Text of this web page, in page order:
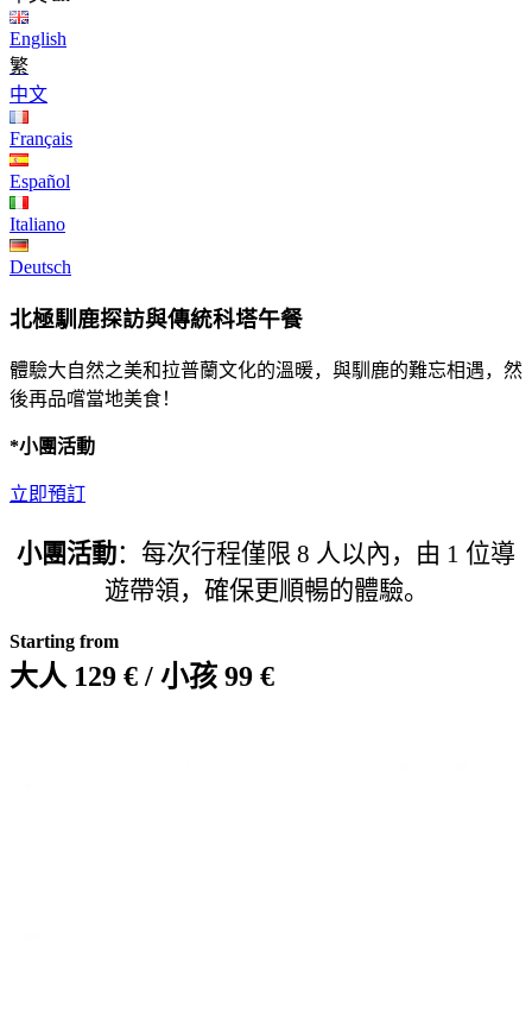
English
繁
中文
Français
Español
Italiano
Deutsch
北極馴鹿探訪與傳統科塔午餐
體驗大自然之美和拉普蘭文化的溫暖，與馴鹿的難忘相遇，然
後再品嚐當地美食！
*小團活動
立即預訂
小團活動：每次行程僅限 8 人以內，由 1 位導
遊帶領，確保更順暢的體驗。
Starting from
大人 129 € / 小孩 99 €